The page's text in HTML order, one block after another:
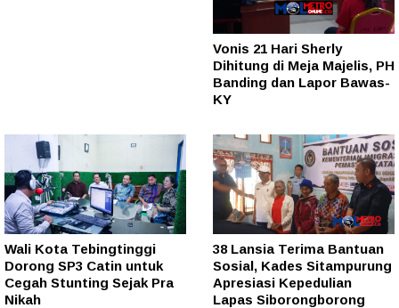
Vonis 21 Hari Sherly
Dihitung di Meja Majelis, PH
Banding dan Lapor Bawas-
KY
Wali Kota Tebingtinggi
Dorong SP3 Catin untuk
Cegah Stunting Sejak Pra
Nikah
38 Lansia Terima Bantuan
Sosial, Kades Sitampurung
Apresiasi Kepedulian
Lapas Siborongborong